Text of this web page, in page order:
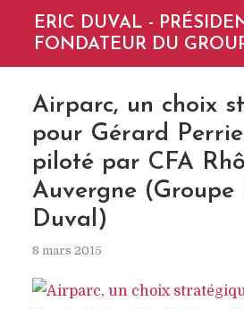
ERIC DUVAL -
FONDATEUR DU
Airparc, un choix
pour Gérard
piloté par CFA
Auvergne (Groupe
Duval)
8 mars 2015